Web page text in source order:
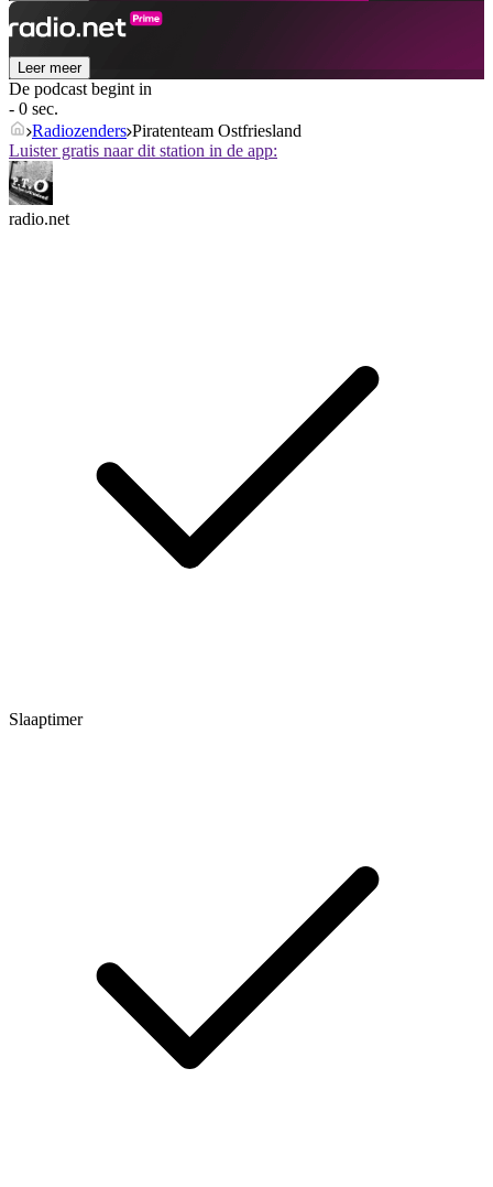
Leer meer
De podcast begint in
- 0 sec.
Radiozenders Piratenteam Ostfriesland
Luister gratis naar dit station in de app:
radio.net
Slaaptimer